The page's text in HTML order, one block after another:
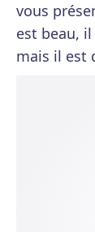
vous
est beau,
mais il est